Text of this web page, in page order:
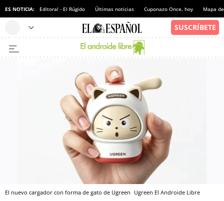
ES NOTICIA: Editoral - El Rúgido Últimas noticias Cuponazo Once, hoy Mapa
El nuevo cargador con forma de gato de Ugreen Ugreen El Androide Libre